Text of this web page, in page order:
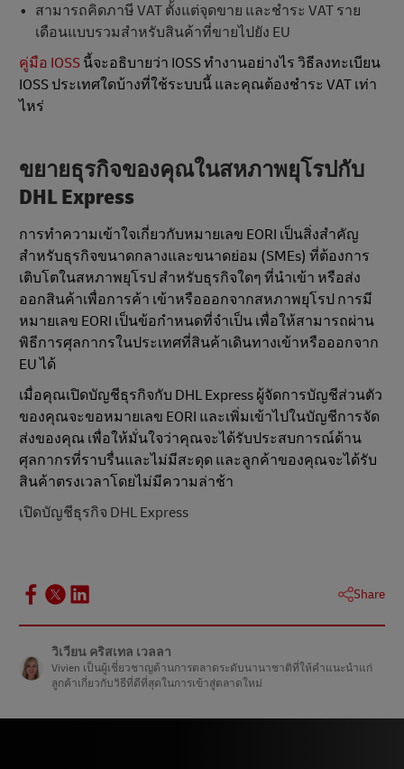
สามารถคิดภาษี VAT ตั้งแต่จุดขาย และชำระ VAT ราย
เดือนแบบรวมสำหรับสินค้าที่ขายไปยัง EU
คู่มือ IOSS นี้จะอธิบายว่า IOSS ทำงานอย่างไร วิธีลงทะเบียน
IOSS ประเทศใดบ้างที่ใช้ระบบนี้ และคุณต้องชำระ VAT เท่า
ไหร่
ขยายธุรกิจของคุณในสหภาพยุโรปกับ
DHL Express
การทำความเข้าใจเกี่ยวกับหมายเลข EORI เป็นสิ่งสำคัญ
สำหรับธุรกิจขนาดกลางและขนาดย่อม (SMEs) ที่ต้องการ
เติบโตในสหภาพยุโรป สำหรับธุรกิจใดๆ ที่นำเข้า หรือส่ง
ออกสินค้าเพื่อการค้า เข้าหรือออกจากสหภาพยุโรป การมี
หมายเลข EORI เป็นข้อกำหนดที่จำเป็น เพื่อให้สามารถผ่าน
พิธีการศุลกากรในประเทศที่สินค้าเดินทางเข้าหรือออกจาก
EU ได้
เมื่อคุณเปิดบัญชีธุรกิจกับ DHL Express ผู้จัดการบัญชีส่วนตัว
ของคุณจะขอหมายเลข EORI และเพิ่มเข้าไปในบัญชีการจัด
ส่งของคุณ เพื่อให้มั่นใจว่าคุณจะได้รับประสบการณ์ด้าน
ศุลกากรที่ราบรื่นและไม่มีสะดุด และลูกค้าของคุณจะได้รับ
สินค้าตรงเวลาโดยไม่มีความล่าช้า
เปิดบัญชีธุรกิจ DHL Express
Share
วิเวียน คริสเทล เวลลา
Vivien เป็นผู้เชี่ยวชาญด้านการตลาดระดับนานาชาติที่ให้คําแนะนําแก่
ลูกค้าเกี่ยวกับวิธีที่ดีที่สุดในการเข้าสู่ตลาดใหม่